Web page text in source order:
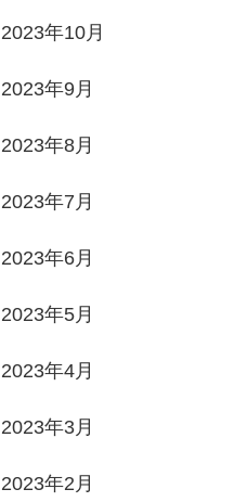
2023年10月
2023年9月
2023年8月
2023年7月
2023年6月
2023年5月
2023年4月
2023年3月
2023年2月